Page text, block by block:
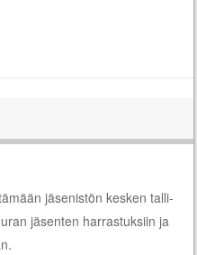
jäsenistön kesken talli-
jäsenten harrastuksiin ja